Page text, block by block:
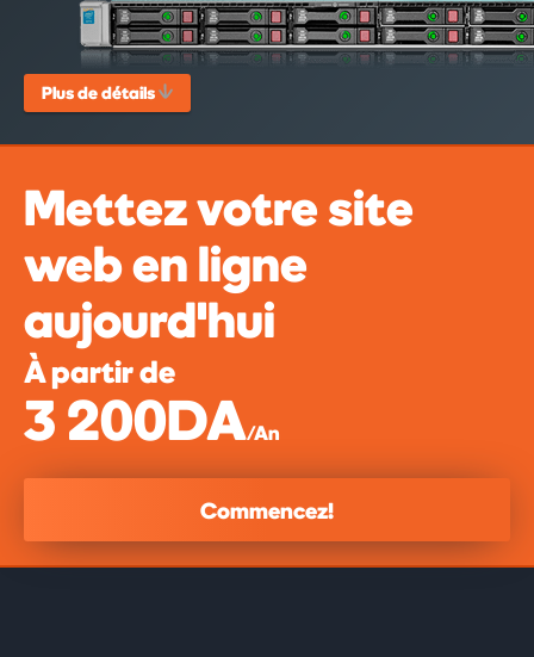
Plus de détails
Mettez votre site
web en ligne
aujourd'hui
À partir de
3 200DA/An
Commencez!